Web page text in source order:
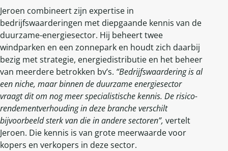
Jeroen combineert zijn expertise in
bedrijfswaarderingen met diepgaande kennis van de
duurzame-energiesector. Hij beheert twee
windparken en een zonnepark en houdt zich daarbij
bezig met strategie, energiedistributie en het beheer
van meerdere betrokken bv’s. “Bedrijfswaardering is al
een niche, maar binnen de duurzame energiesector
vraagt dit om nog meer specialistische kennis. De risico-
rendementverhouding in deze branche verschilt
bijvoorbeeld sterk van die in andere sectoren”, vertelt
Jeroen. Die kennis is van grote meerwaarde voor
kopers en verkopers in deze sector.